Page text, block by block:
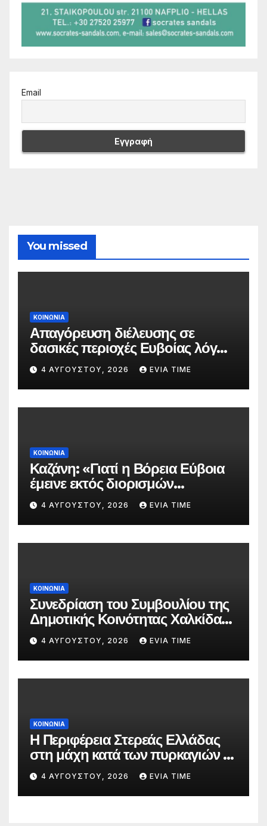
Email
You missed
ΚΟΙΝΩΝΙΑ
Απαγόρευση διέλευσης σε
δασικές περιοχές Ευβοίας λόγω
πολύ υψηλού κινδύνου
πυρκαγιάς
4 ΑΥΓΟΎΣΤΟΥ, 2026 EVIA TIME
ΚΟΙΝΩΝΙΑ
Καζάνη: «Γιατί η Βόρεια Εύβοια
έμεινε εκτός διορισμών
δασκάλων;»
4 ΑΥΓΟΎΣΤΟΥ, 2026 EVIA TIME
ΚΟΙΝΩΝΙΑ
Συνεδρίαση του Συμβουλίου της
Δημοτικής Κοινότητας Χαλκίδας
την 5 Αυγούστου
4 ΑΥΓΟΎΣΤΟΥ, 2026 EVIA TIME
ΚΟΙΝΩΝΙΑ
Η Περιφέρεια Στερεάς Ελλάδας
στη μάχη κατά των πυρκαγιών –
Δράσεις και στήριξη σε πέντε
περιφερειακές ενότητες
4 ΑΥΓΟΎΣΤΟΥ, 2026 EVIA TIME